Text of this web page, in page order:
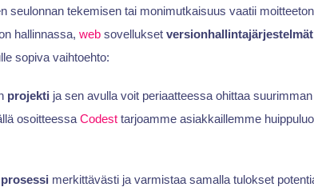
seulonnan tekemisen tai monimutkaisuus vaatii
hallinnassa, websovellukset versionhallintajärjestelmät
sopiva vaihtoehto:
projekti ja sen avulla voit periaatteessa ohittaa
osoitteessa Codesttarjoamme asiakkaillemme
prosessi merkittävästi ja varmistaa samalla tulokset